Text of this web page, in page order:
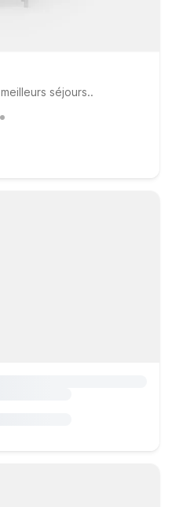
séjours..